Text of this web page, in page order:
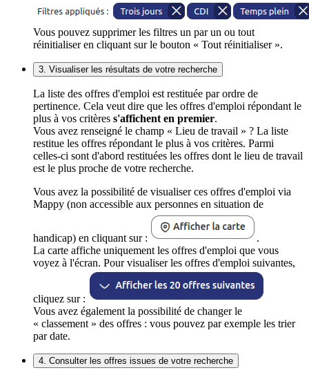
Vous pouvez supprimer les filtres un par un ou tout
réinitialiser en cliquant sur le bouton « Tout réinitialiser ».
3. Visualiser les résultats de votre recherche
La liste des offres d'emploi est restituée par ordre de
pertinence. Cela veut dire que les offres d'emploi répondant le
plus à vos critères s'affichent en premier.
Vous avez renseigné le champ « Lieu de travail » ? La liste
restitue les offres répondant le plus à vos critères. Parmi
celles-ci sont d'abord restituées les offres dont le lieu de travail
est le plus proche de votre recherche.
Vous avez la possibilité de visualiser ces offres d'emploi via
Mappy (non accessible aux personnes en situation de
handicap) en cliquant sur :
.
La carte affiche uniquement les offres d'emploi que vous
voyez à l'écran. Pour visualiser les offres d'emploi suivantes,
cliquez sur :
Vous avez également la possibilité de changer le
« classement » des offres : vous pouvez par exemple les trier
par date.
4. Consulter les offres issues de votre recherche